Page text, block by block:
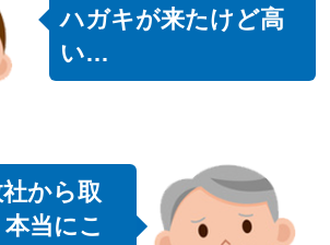
ハガキが来たけど高
い…
から取
当にこ